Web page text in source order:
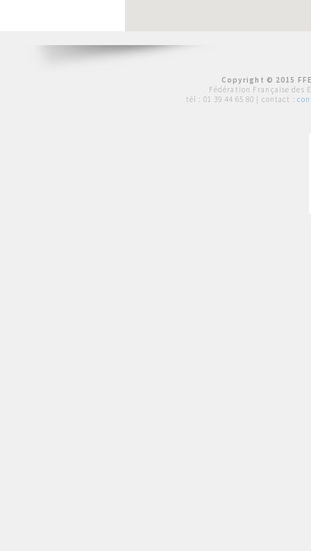
Copyright © 2015
Fédération Française des
tél : 01 39 44 65 80 | contact :